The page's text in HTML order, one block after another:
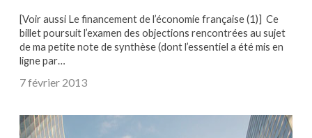
[Voir aussi Le financement de l’économie française (1)] Ce
billet poursuit l’examen des objections rencontrées au sujet
de ma petite note de synthèse (dont l’essentiel a été mis en
ligne par…
7 février 2013